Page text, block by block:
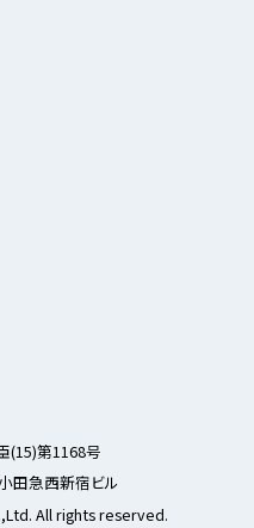
第1168号
田急西新宿ビル
All rights reserved.